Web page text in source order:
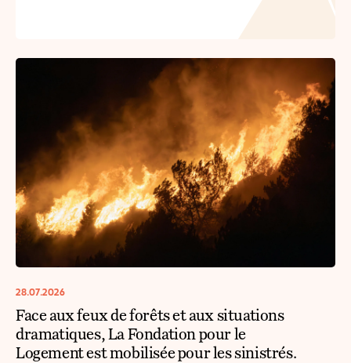
28.07.2026
Face aux feux de forêts et aux situations
dramatiques, La Fondation pour le
Logement est mobilisée pour les sinistrés.